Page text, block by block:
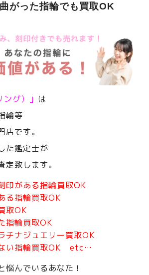
がった指輪でも買取OK
ング）」 は
輪等
店です。
た鑑定士が
定致します。
印がある指輪買取OK
る指輪買取OK
取OK
指輪買取OK
チナジュエリー買取OK
ない指輪買取OK etc…
悩んでいるあなた！